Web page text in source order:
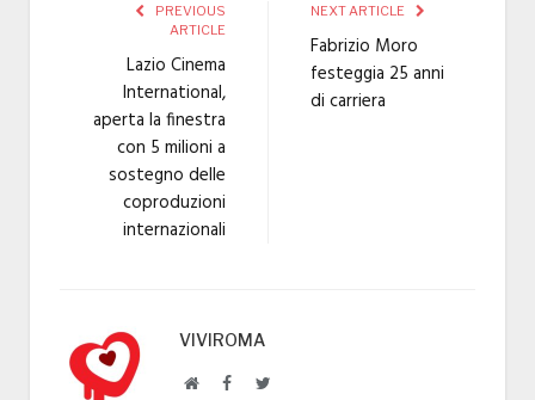
PREVIOUS
ARTICLE
Lazio Cinema
International,
aperta la finestra
con 5 milioni a
sostegno delle
coproduzioni
internazionali
NEXT ARTICLE
Fabrizio Moro
festeggia 25 anni
di carriera
VIVIROMA
WebsiteFacebookTwitter